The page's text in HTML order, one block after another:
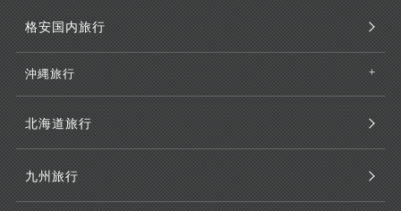
格安国内旅行
沖縄旅行
北海道旅行
九州旅行